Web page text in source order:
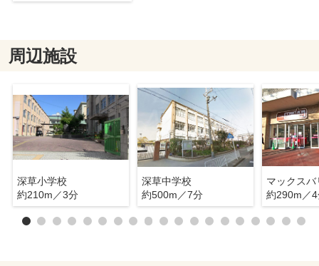
周辺施設
深草小学校
約210m／3分
深草中学校
約500m／7分
マックス
約290m／